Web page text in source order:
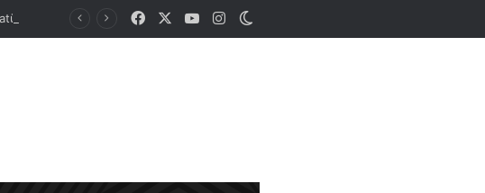
FacebookYouTubeInstagramDış görünümü değiştir